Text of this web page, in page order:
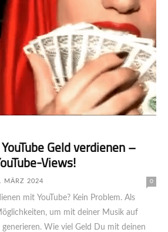
Geld verdienen –
Views!
MÄRZ 2024 0
mit YouTube? Kein Problem. Als
um mit deiner Musik auf
generieren. Wie viel Geld Du mit deinen